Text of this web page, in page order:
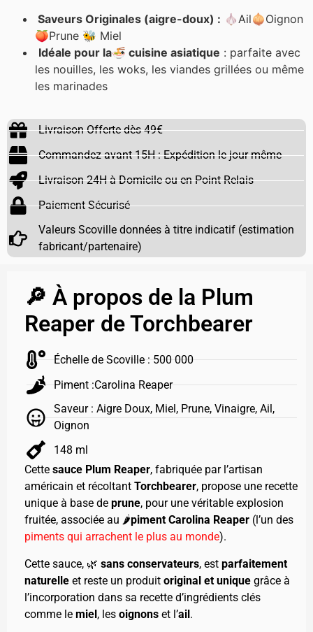
Saveurs Originales (aigre-doux) : 🧄Ail🧅Oignon
🍑Prune 🐝 Miel
Idéale pour la🍜 cuisine asiatique : parfaite avec
les nouilles, les woks, les viandes grillées ou même
les marinades
Livraison Offerte dès 49€
Commandez avant 15H : Expédition le jour même
Livraison 24H à Domicile ou en Point Relais
Paiement Sécurisé
Valeurs Scoville données à titre indicatif (estimation
fabricant/partenaire)
🔎 À propos de la Plum
Reaper de Torchbearer
Échelle de Scoville : 500 000
Piment :Carolina Reaper
Saveur : Aigre Doux, Miel, Prune, Vinaigre, Ail,
Oignon
148 ml
Cette sauce Plum Reaper, fabriquée par l’artisan
américain et récoltant Torchbearer, propose une recette
unique à base de prune, pour une véritable explosion
fruitée, associée au 🌶️piment Carolina Reaper (l’un des
piments qui arrachent le plus au monde).
Cette sauce, 🌿 sans conservateurs, est parfaitement
naturelle et reste un produit original et unique grâce à
l’incorporation dans sa recette d’ingrédients clés
comme le miel, les oignons et l’ail.